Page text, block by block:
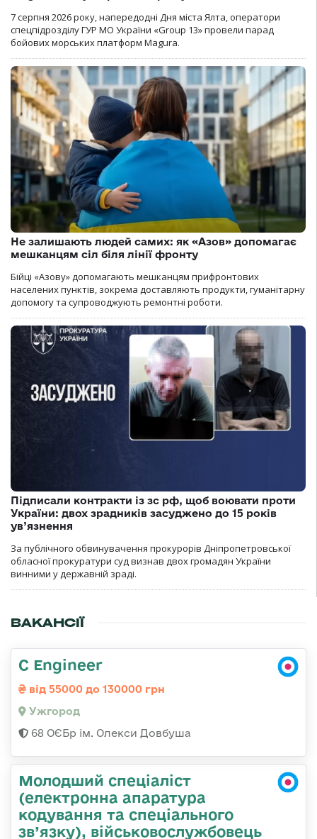
7 серпня 2026 року, напередодні Дня міста Ялта, оператори
спецпідрозділу ГУР МО України «Group 13» провели парад
бойових морських платформ Magura.
Не залишають людей самих: як «Азов» допомагає
мешканцям сіл біля лінії фронту
Бійці «Азову» допомагають мешканцям прифронтових
населених пунктів, зокрема доставляють продукти, гуманітарну
допомогу та супроводжують ремонтні роботи.
Підписали контракти із зс рф, щоб воювати проти
України: двох зрадників засуджено до 15 років
ув’язнення
За публічного обвинувачення прокурорів Дніпропетровської
обласної прокуратури суд визнав двох громадян України
винними у державній зраді.
ВАКАНСІЇ
C Engineer
від 55000 до 130000 грн
Ужгород
68 ОЄБр ім. Олекси Довбуша
Молодший спеціаліст
(електронна апаратура
кодування та спеціального
зв’язку), військовослужбовець